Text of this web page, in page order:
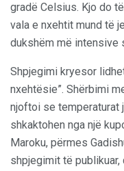
gradë Celsius. Kjo do
vala e nxehtit mund të
dukshëm më intensive
Shpjegimi kryesor
nxehtësie”. Shërbimi
njoftoi se temperaturat
shkaktohen nga një
Maroku, përmes
shpjegimit të publikuar,